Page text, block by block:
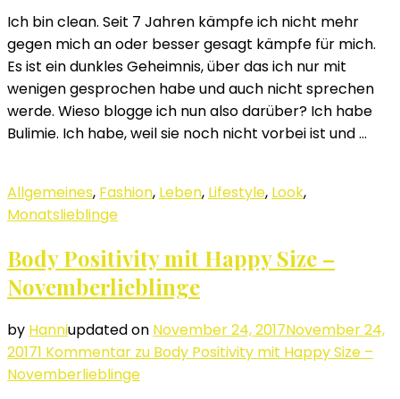
Ich bin clean. Seit 7 Jahren kämpfe ich nicht mehr
gegen mich an oder besser gesagt kämpfe für mich.
Es ist ein dunkles Geheimnis, über das ich nur mit
wenigen gesprochen habe und auch nicht sprechen
werde. Wieso blogge ich nun also darüber? Ich habe
Bulimie. Ich habe, weil sie noch nicht vorbei ist und …
Allgemeines, Fashion, Leben, Lifestyle, Look,
Monatslieblinge
Body Positivity mit Happy Size –
Novemberlieblinge
by Hanniupdated on November 24, 2017November 24,
20171 Kommentar zu Body Positivity mit Happy Size –
Novemberlieblinge